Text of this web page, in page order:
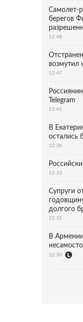
Самолет-
берегов
12:48
возмутил
12:47
Telegram
12:41
В
остались
12:36
12:33
Супруги
долгого
12:31
В
12:30